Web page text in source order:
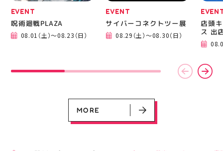
MORE
EVENT
呪術廻戦PLAZA
08.01（土）～08.23（日）
EVENT
サイバーコネクトツー展
08.29（土）～08.30（日）
店頭
ス 出
MORE